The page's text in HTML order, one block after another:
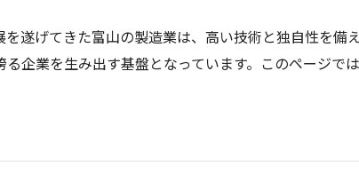
遂げてきた富山の製造業は、高い技術と独自性を備
企業を生み出す基盤となっています。このページで